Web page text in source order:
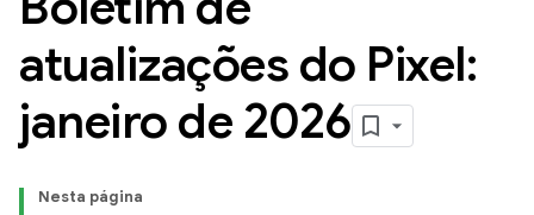
atualizações do Pixel:
janeiro de 2026
Nesta página